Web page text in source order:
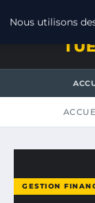
GESTION
Nous utilisons